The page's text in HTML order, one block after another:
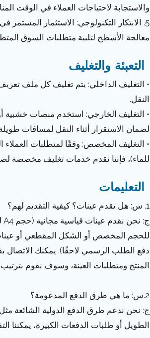
والاستجابة لاحتياجات العملاء في الوقت
5. الابتكار التكنولوجي: الاستثمار
معالجة الأسطح لتلبية متطلبات السوق
التعبئة والتغليف
• التغليف الداخلي: يتم تغليف كل ملف
النقل.
• التغليف الخارجي: استخدم منصات خشبية
لضمان الاستقرار أثناء النقل لمسافات
• التغليف المخصص: وفقًا لمتطلبات العملاء
للماء)، فإننا نقدم خدمات تغليف مخصصة
التعليمات
1. س: هل تقدم عينات؟ كيفية التقديم لهم؟
للحجم المخصص أو الشكل المقطعي أو
دفع الطلب الرسمي لاحقًا). يمكنك الاتصال
المنتج ومتطلبات العينة، وسوف نقوم بترتيب
2.س: ما هي طرق الدفع المدعومة؟
الطويل أو طلبات الدفعات الكبيرة،